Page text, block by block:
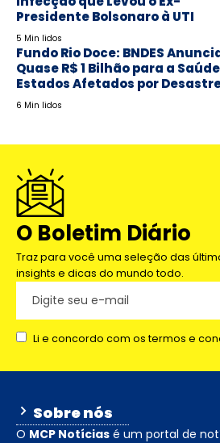
Presidente Bolsonaro à UTI
5 Min lidos
Fundo Rio Doce: BNDES
Quase R$ 1 Bilhão para a
Estados Afetados por
6 Min lidos
O Boletim Diário
Traz para você uma seleção das
insights e dicas do mundo todo.
Li e concordo com os termos e
Sobre nós
O MCP Notícias é um portal de